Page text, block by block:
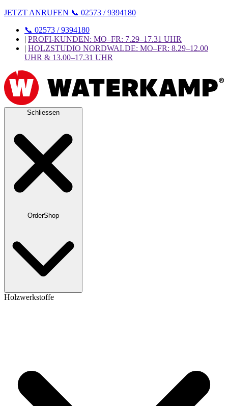
JETZT ANRUFEN 📞 02573 / 9394180
📞 02573 / 9394180
| PROFI-KUNDEN: MO–FR: 7.29–17.31 UHR
| HOLZSTUDIO NORDWALDE: MO–FR: 8.29–12.00
UHR & 13.00–17.31 UHR
Schliessen
OrderShop
Holzwerkstoffe